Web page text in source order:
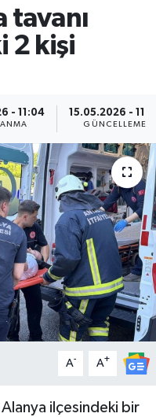
tavanı
2 kişi
- 11:04 15.05.2026 -
GÜNCELLEME
A- A+
ilçesindeki bir